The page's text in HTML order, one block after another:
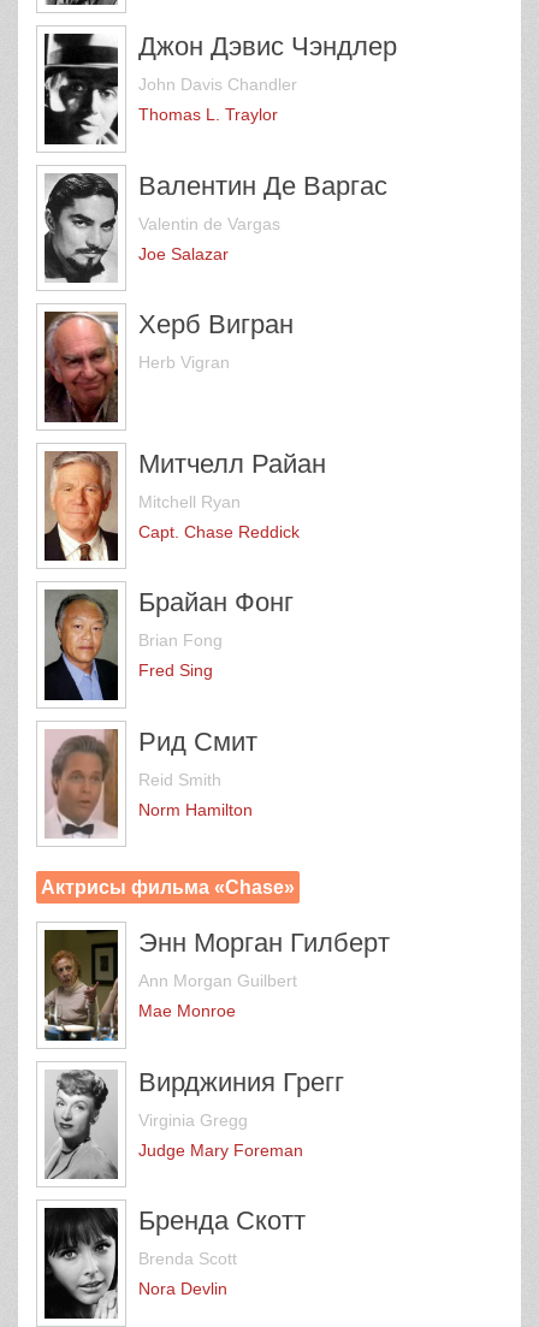
Джон Дэвис Чэндлер
John Davis Chandler
Thomas L. Traylor
Валентин Де Варгас
Valentin de Vargas
Joe Salazar
Херб Вигран
Herb Vigran
Митчелл Райан
Mitchell Ryan
Capt. Chase Reddick
Брайан Фонг
Brian Fong
Fred Sing
Рид Смит
Reid Smith
Norm Hamilton
Актрисы фильма «Chase»
Энн Морган Гилберт
Ann Morgan Guilbert
Mae Monroe
Вирджиния Грегг
Virginia Gregg
Judge Mary Foreman
Бренда Скотт
Brenda Scott
Nora Devlin